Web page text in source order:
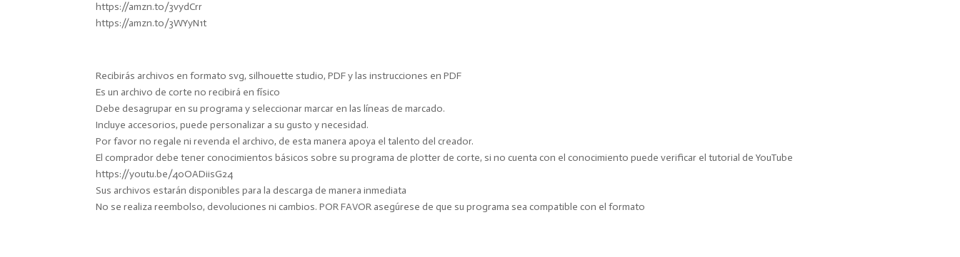
https://amzn.to/3vydCrr
https://amzn.to/3WYyN1t
Recibirás archivos en formato svg, silhouette studio, PDF y las instrucciones en PDF
Es un archivo de corte no recibirá en físico
Debe desagrupar en su programa y seleccionar marcar en las líneas de marcado.
Incluye accesorios, puede personalizar a su gusto y necesidad.
Por favor no regale ni revenda el archivo, de esta manera apoya el talento del creador.
El comprador debe tener conocimientos básicos sobre su programa de plotter de corte, si no cuenta con el conocimiento puede verificar el tutorial de YouTube
https://youtu.be/40OADiisG24
Sus archivos estarán disponibles para la descarga de manera inmediata
No se realiza reembolso, devoluciones ni cambios. POR FAVOR asegúrese de que su programa sea compatible con el formato